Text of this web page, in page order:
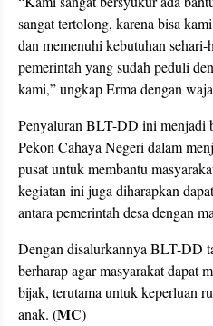
sangat tertolong, karena bisa
dan memenuhi kebutuhan
pemerintah yang sudah peduli
kami,” ungkap Erma dengan
Penyaluran BLT-DD ini menjadi
Pekon Cahaya Negeri dalam
pusat untuk membantu
kegiatan ini juga diharapkan
antara pemerintah desa dengan
Dengan disalurkannya BLT-DD
berharap agar masyarakat dapat
bijak, terutama untuk keperluan
anak. (MC)